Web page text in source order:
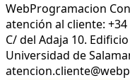
WebProgramacion
atención al cliente: +34
C/ del Adaja 10.
Universidad de